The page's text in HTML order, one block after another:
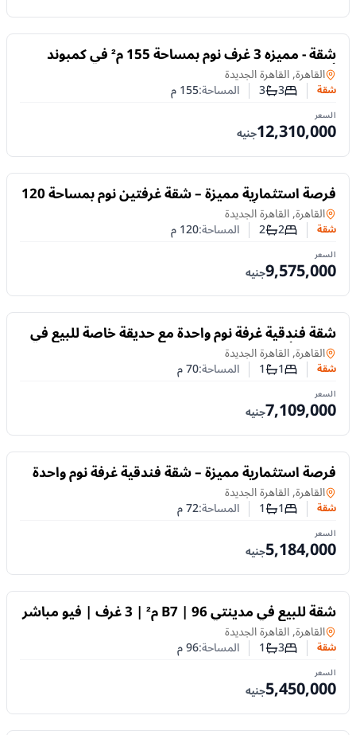
للبيع شقة - مميزه 3 غرف نوم بمساحة 155 م² في كمبوند
أمارا القاهرة الجديدة
شقةفي
القاهرة, القاهرة الجديدة
شقة عدد غرف النوم
3عدد الحمامات
3 المساحة:155م
السعر
12,310,000جنيه
للبيع فرصة استثمارية مميزة – شقة غرفتين نوم بمساحة 120
م² في كمبوند أمارا القاهرة الجديدةشقةفي
القاهرة, القاهرة الجديدة
شقة عدد غرف النوم
2عدد الحمامات
2 المساحة:120م
السعر
9,575,000جنيه
للبيع
شقة فندقية غرفة نوم واحدة مع حديقة خاصة للبيع في
كمبوند أمارا القاهرة الجديدة
في
القاهرة, القاهرة الجديدة
شقة عدد غرف النوم
1عدد الحمامات
1 المساحة:70م
السعر
7,109,000جنيه
للبيع
فرصة استثمارية مميزة – شقة فندقية غرفة نوم واحدة
بمساحة 72 م² في مشروع Amara بالقاهرة الجديدة
شقةفي
القاهرة, القاهرة الجديدة
شقة عدد غرف النوم
1عدد الحمامات
1 المساحة:72م
السعر
5,184,000جنيه
للبيع شقة للبيع في مدينتي B7 | 96 م² | 3 غرف | فيو مباشر
على النادي | تشطيبات خاصة
شقةفي
القاهرة, القاهرة الجديدة
شقة عدد غرف النوم
3عدد الحمامات
1 المساحة:96م
السعر
5,450,000جنيه